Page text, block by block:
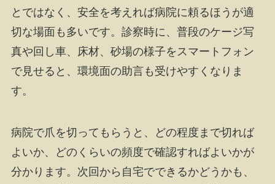
とではなく、安全を考えれば病院に頼るほうが適
切な場面も多いです。診察時に、普段のケージ写
真や回し車、床材、砂場の様子をスマートフォン
で見せると、環境面の助言も受けやすくなりま
す。
病院で爪を切ってもらうと、どの程度まで切れば
よいか、どのくらいの頻度で確認すればよいかが
分かります。次回から自宅でできるかどうかも、